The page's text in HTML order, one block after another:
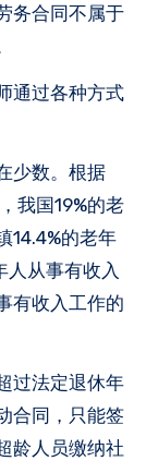
务合同不属于
通过各种方式
少数。根据
我国19%的老
14.4%的老年
人从事有收入
有收入工作的
过法定退休年
合同，只能签
龄人员缴纳社